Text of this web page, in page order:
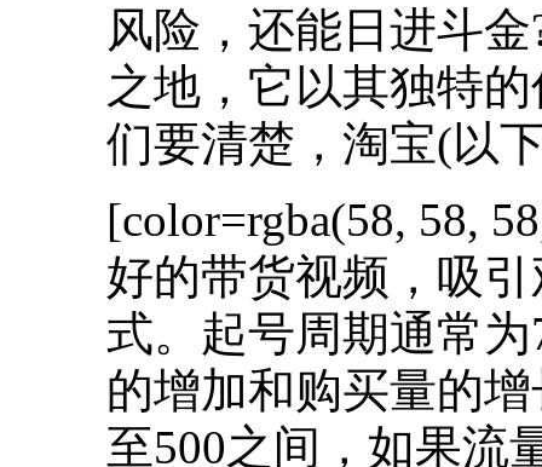
风险，还能日进斗
之地，它以其独特
们要清楚，淘宝(以
[color=rgba(58, 58,
好的带货视频，吸
式。起号周期通常
的增加和购买量的
至500之间，如果流